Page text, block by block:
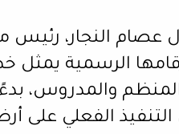
عصام النجار،
الرسمية
والمدروس،
الفعلي على